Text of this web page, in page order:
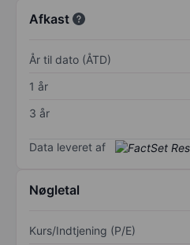
Afkast
År til dato (ÅTD)
1 år
3 år
Data leveret af
Nøgletal
Kurs/Indtjening (P/E)